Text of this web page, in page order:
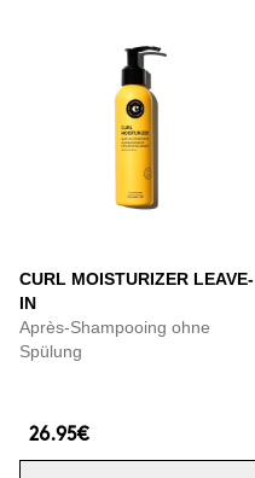
CURL MOISTURIZER LEAVE-
IN
Après-Shampooing ohne
Spülung
26.95€